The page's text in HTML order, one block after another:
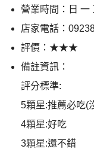
營業時間：日 一
店家電話：
評價：★★★
備註資訊：
評分標準:
5顆星:推薦必吃(
4顆星:好吃
3顆星:還不錯